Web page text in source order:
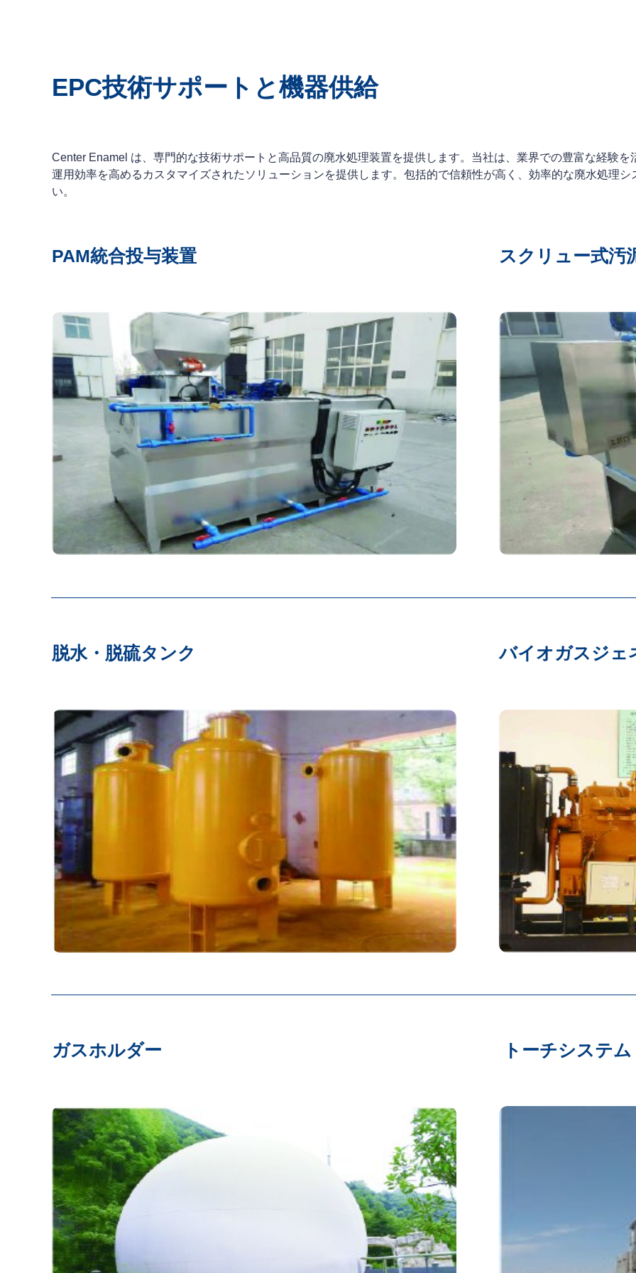
EPC技術サポートと機器供給
Center Enamel は、専門的な技術サポートと高品質の廃水処理装置を提供します。当社は、業界での豊富な経験
運用効率を高めるカスタマイズされたソリューションを提供します。包括的で信頼性が高く、効率的な廃水処理
い。
PAM統合投与装置 スクリュー式汚
脱水・脱硫タンク バイオガスジェ
ガスホルダー トーチシステム